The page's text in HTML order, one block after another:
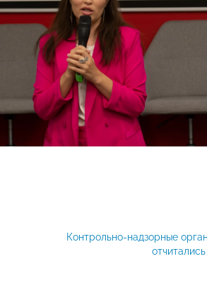
Контрольно-надзорные